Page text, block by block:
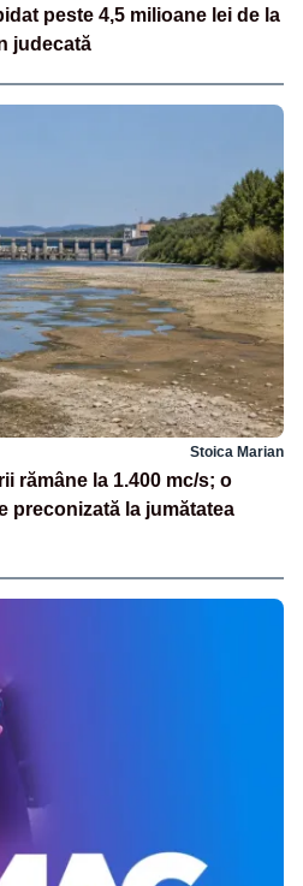
peste 4,5 milioane lei de la
judecată
Stoica Marian
rămâne la 1.400 mc/s; o
preconizată la jumătatea